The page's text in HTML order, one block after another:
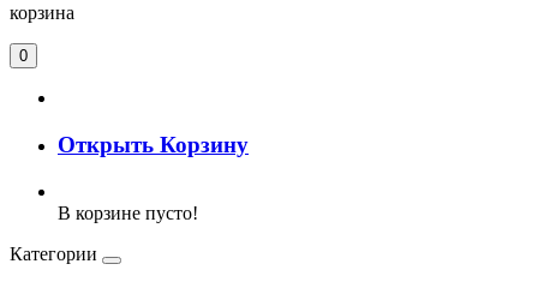
корзина
0
Открыть Корзину
В корзине пусто!
Категории